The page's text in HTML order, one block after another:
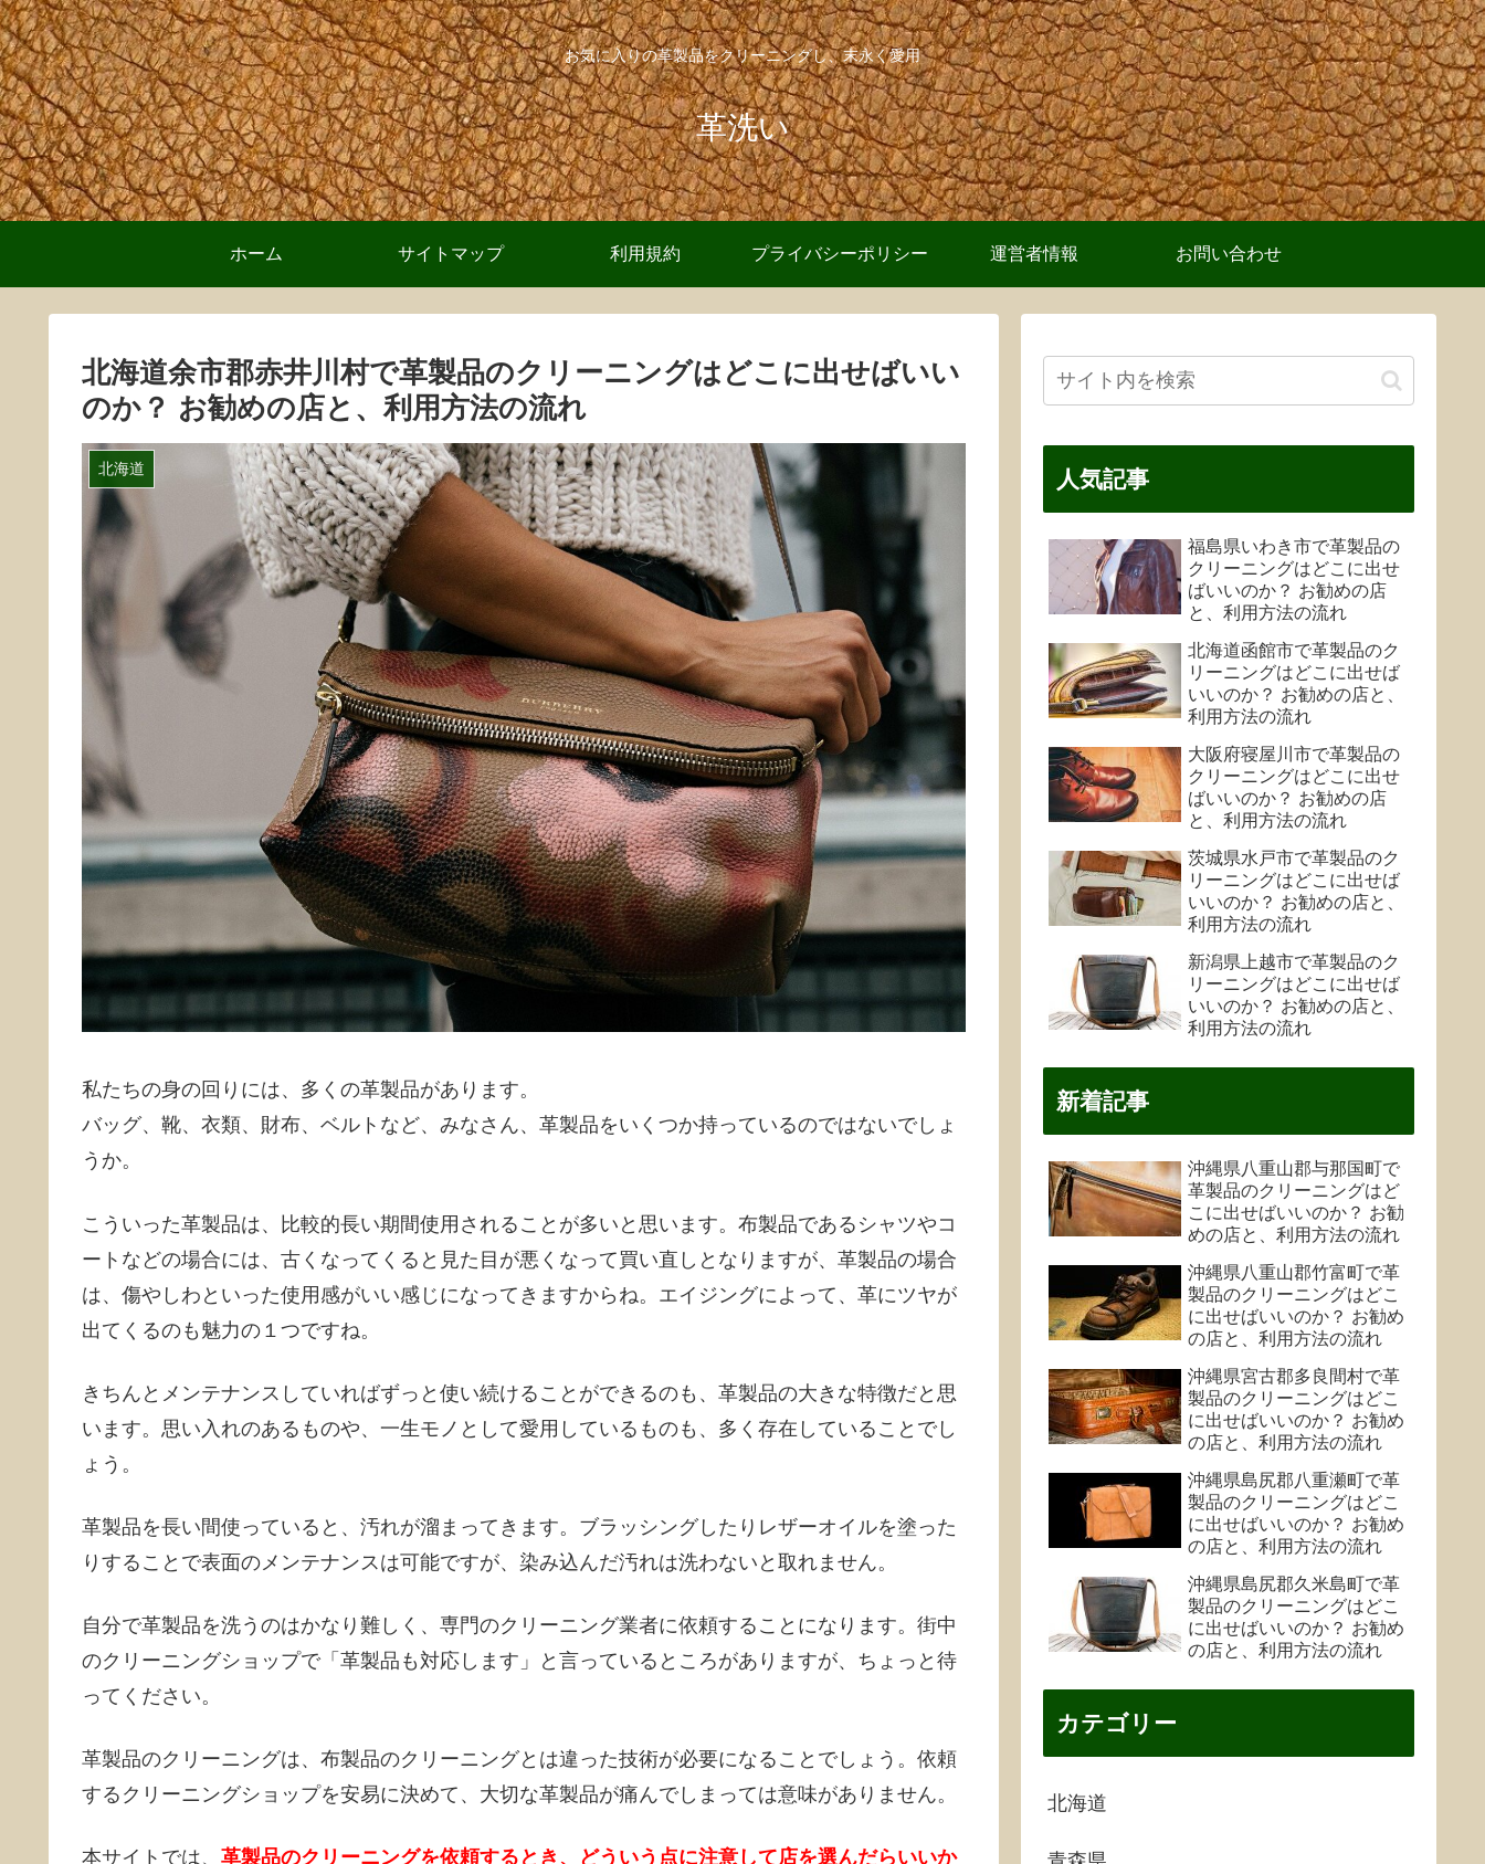
お気に入りの革製品をクリーニングし、末永く愛用
革洗い
ホーム サイトマップ 利用規約 プライバシーポリシー 運営者情報 お問い合わせ
北海道余市郡赤井川村で革製品のクリーニングはどこに出せばいい
のか？ お勧めの店と、利用方法の流れ
北海道
私たちの身の回りには、多くの革製品があります。
バッグ、靴、衣類、財布、ベルトなど、みなさん、革製品をいくつか持っているのではないでしょ
うか。
こういった革製品は、比較的長い期間使用されることが多いと思います。布製品であるシャツやコ
ートなどの場合には、古くなってくると見た目が悪くなって買い直しとなりますが、革製品の場合
は、傷やしわといった使用感がいい感じになってきますからね。エイジングによって、革にツヤが
出てくるのも魅力の１つですね。
きちんとメンテナンスしていればずっと使い続けることができるのも、革製品の大きな特徴だと思
います。思い入れのあるものや、一生モノとして愛用しているものも、多く存在していることでし
ょう。
革製品を長い間使っていると、汚れが溜まってきます。ブラッシングしたりレザーオイルを塗った
りすることで表面のメンテナンスは可能ですが、染み込んだ汚れは洗わないと取れません。
自分で革製品を洗うのはかなり難しく、専門のクリーニング業者に依頼することになります。街中
のクリーニングショップで「革製品も対応します」と言っているところがありますが、ちょっと待
ってください。
革製品のクリーニングは、布製品のクリーニングとは違った技術が必要になることでしょう。依頼
するクリーニングショップを安易に決めて、大切な革製品が痛んでしまっては意味がありません。
本サイトでは、 革製品のクリーニングを依頼するとき、どういう点に注意して店を選んだらいいか
人気記事
福島県いわき市で革製品の
クリーニングはどこに出せ
ばいいのか？ お勧めの店
と、利用方法の流れ
北海道函館市で革製品のク
リーニングはどこに出せば
いいのか？ お勧めの店と、
利用方法の流れ
大阪府寝屋川市で革製品の
クリーニングはどこに出せ
ばいいのか？ お勧めの店
と、利用方法の流れ
茨城県水戸市で革製品のク
リーニングはどこに出せば
いいのか？ お勧めの店と、
利用方法の流れ
新潟県上越市で革製品のク
リーニングはどこに出せば
いいのか？ お勧めの店と、
利用方法の流れ
新着記事
沖縄県八重山郡与那国町で
革製品のクリーニングはど
こに出せばいいのか？ お勧
めの店と、利用方法の流れ
沖縄県八重山郡竹富町で革
製品のクリーニングはどこ
に出せばいいのか？ お勧め
の店と、利用方法の流れ
沖縄県宮古郡多良間村で革
製品のクリーニングはどこ
に出せばいいのか？ お勧め
の店と、利用方法の流れ
沖縄県島尻郡八重瀬町で革
製品のクリーニングはどこ
に出せばいいのか？ お勧め
の店と、利用方法の流れ
沖縄県島尻郡久米島町で革
製品のクリーニングはどこ
に出せばいいのか？ お勧め
の店と、利用方法の流れ
カテゴリー
北海道